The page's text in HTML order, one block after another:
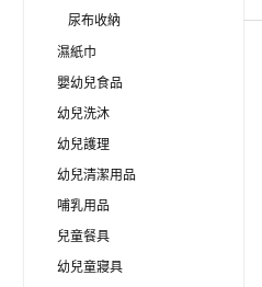
尿布收納
濕紙巾
嬰幼兒食品
幼兒洗沐
幼兒護理
幼兒清潔用品
哺乳用品
兒童餐具
幼兒童寢具